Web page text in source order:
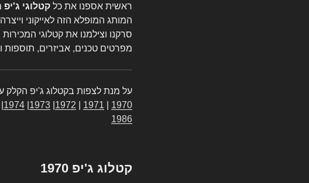
ראשית אספנו את כל קטלוגי ג'יפ
המותג המופלא הזה לאייקוני
סרקנו וצילמנו את קטלוגי המכירות
מפרטים טכנים, אביזרים, תוספות
על מנת לצפות בקטלוג ג'יפ הקלק
1970
1971
1972
1973
1974
1986
קטלוג ג'יפ 1970